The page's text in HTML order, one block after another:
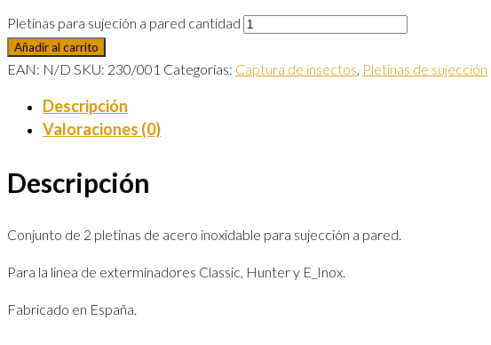
Pletinas para sujeción a pared cantidad
Añadir al carrito
EAN: N/D SKU: 230/001 Categorías: Captura de insectos, Pletinas de sujección
Descripción
Valoraciones (0)
Descripción
Conjunto de 2 pletinas de acero inoxidable para sujección a pared.
Para la linea de exterminadores Classic, Hunter y E_Inox.
Fabricado en España.